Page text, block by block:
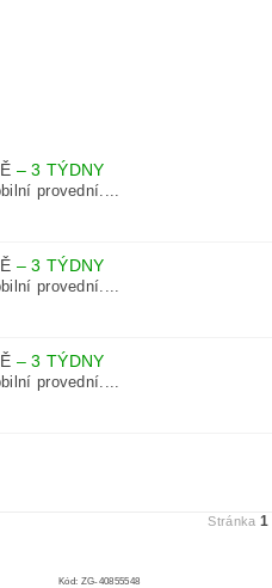
–3 TÝDNY
provední....
–3 TÝDNY
provední....
–3 TÝDNY
provední....
Stránka1
Kód: ZG-40855548